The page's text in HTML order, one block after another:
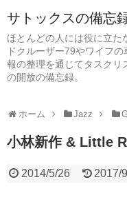
サトックスの備忘
ほとんどの人には役に立
ドクルーザー79やワイフ
報の整理を通じてタスクリ
の開放の備忘録。
ホーム Jazz
小林新作 & Little
2014/5/26 2017/